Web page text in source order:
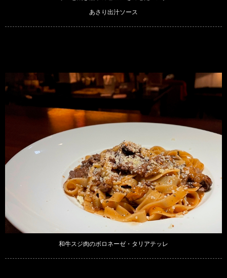
あさり出汁ソース
和牛スジ肉のボロネーゼ・タリアテッレ